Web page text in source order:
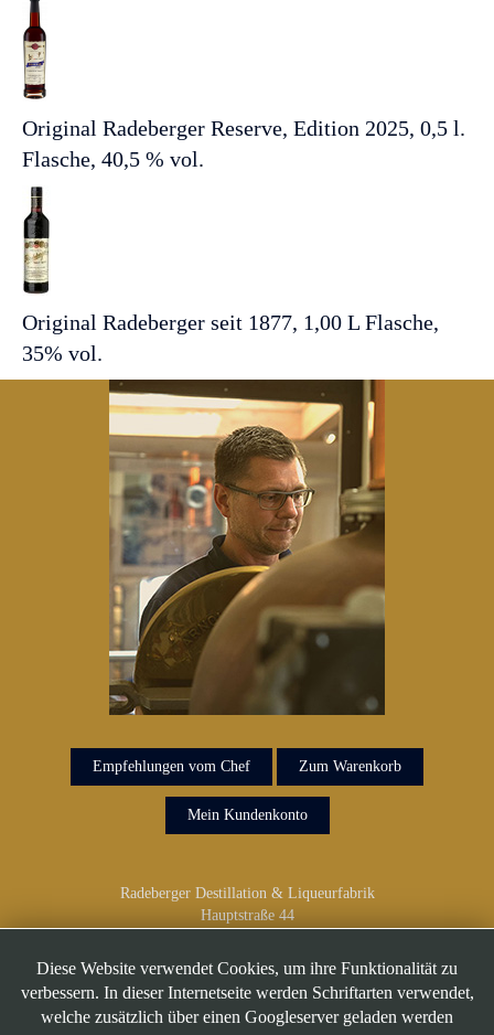
Original Radeberger Reserve, Edition 2025, 0,5 l.
Flasche, 40,5 % vol.
Original Radeberger seit 1877, 1,00 L Flasche,
35% vol.
Empfehlungen vom Chef Zum Warenkorb
Mein Kundenkonto
Radeberger Destillation & Liqueurfabrik
Hauptstraße 44
Telefon: 03528/418 918
Diese Website verwendet Cookies, um ihre Funktionalität zu
verbessern. In dieser Internetseite werden Schriftarten verwendet,
welche zusätzlich über einen Googleserver geladen werden